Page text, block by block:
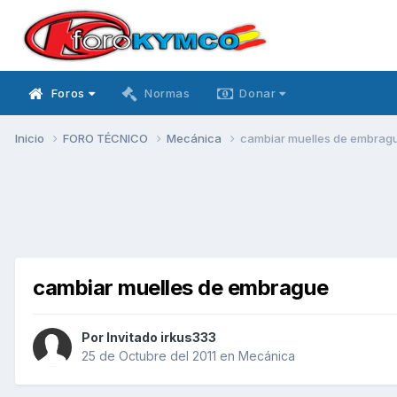
Foros Normas Donar
Inicio FORO TÉCNICO Mecánica cambiar muelles de
cambiar muelles de embrague
Por Invitado irkus333
25 de Octubre del 2011 en Mecánica